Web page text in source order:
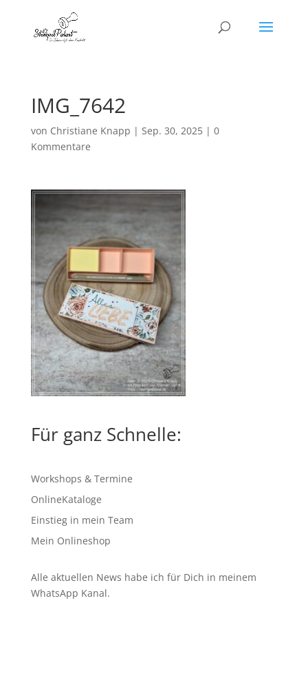
IMG_7642
von Christiane Knapp | Sep. 30, 2025| 0
Kommentare
Für ganz Schnelle:
Workshops & Termine
OnlineKataloge
Einstieg in mein Team
Mein Onlineshop
Alle aktuellen News habe ich für Dich in meinem
WhatsApp Kanal.